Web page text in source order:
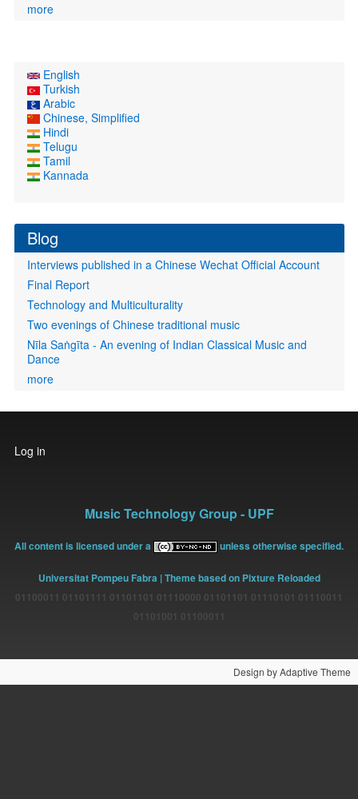
more
English
Turkish
Arabic
Chinese, Simplified
Hindi
Telugu
Tamil
Kannada
Blog
Interviews published in a Chinese Wechat Official Account
Final Report
Technology and Multiculturality
Two evenings of Chinese traditional music
Nīla Saṅgīta - An evening of Indian Classical Music and
Dance
more
User
account
Log in
Music Technology Group - UPF
All content is licensed under a unless otherwise specified.
Universitat Pompeu Fabra | Theme based on Pixture Reloaded
01100011 01101111 01101101 01110000 01101101 01110101 01110011
Design by Adaptive Theme